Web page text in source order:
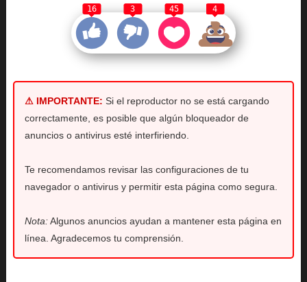
16 3 45 4
⚠ IMPORTANTE: Si el reproductor no se está cargando
correctamente, es posible que algún bloqueador de
anuncios o antivirus esté interfiriendo.
Te recomendamos revisar las configuraciones de tu
navegador o antivirus y permitir esta página como segura.
Nota:Algunos anuncios ayudan a mantener esta página en
línea. Agradecemos tu comprensión.